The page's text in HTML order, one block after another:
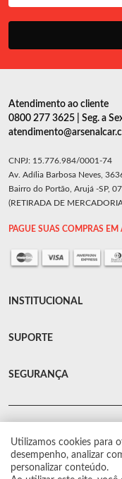
Utilizamos cookies para
desempenho, analizar
personalizar conteúdo.
Atendimento ao cliente
0800 277 3625 | Seg. a
CNPJ: 15.776.984/0001-74
Av. Adília Barbosa Neves,
Bairro do Portão, Arujá -SP,
(RETIRADA DE
PAGUE SUAS COMPRAS EM
INSTITUCIONAL
SUPORTE
SEGURANÇA
© Arsenal
Proibida reprodução total ou